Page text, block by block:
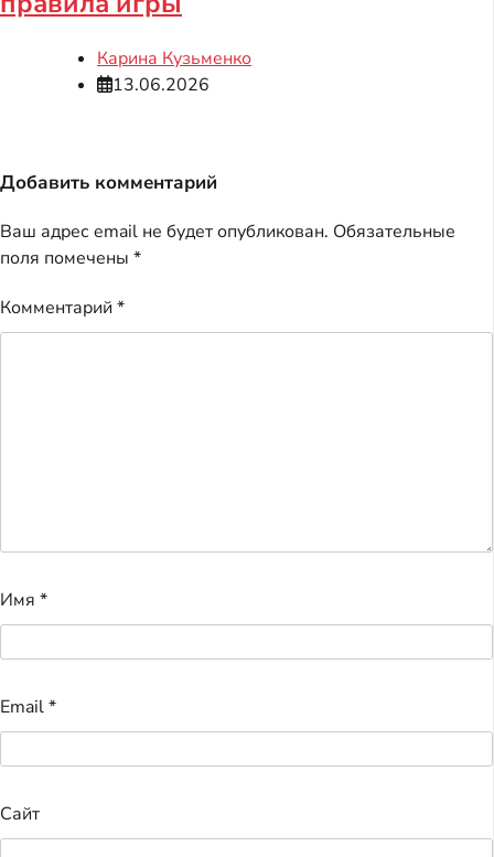
Карина Кузьменко
13.06.2026
Добавить комментарий
Ваш адрес email не будет опубликован. Обязательные
поля помечены *
Комментарий *
Имя *
Email*
Сайт